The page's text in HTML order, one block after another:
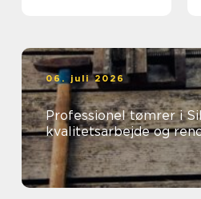
06. juli 2026
Professionel tømrer i
kvalitetsarbejde og